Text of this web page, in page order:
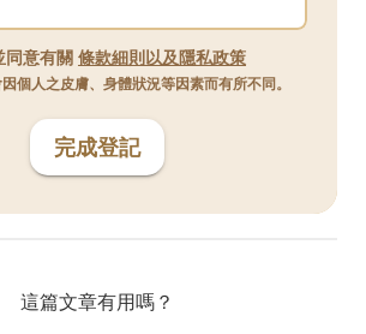
同意有關 條款細則以及隱私政策
個人之皮膚、身體狀況等因素而有所不同。
完成登記
這篇文章有用嗎？